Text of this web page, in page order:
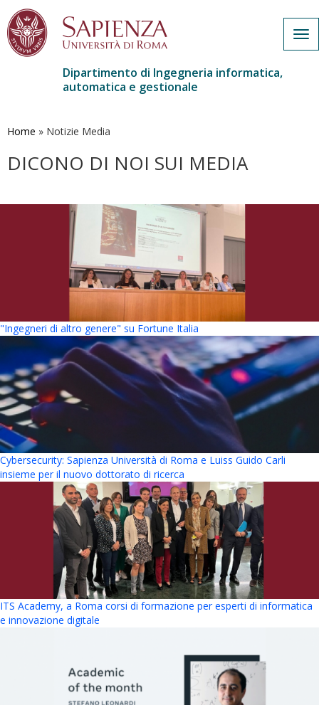
contenuto
Dipartimento di Ingegneria informatica,
automatica e gestionale
Home » Notizie Media
DICONO DI NOI SUI MEDIA
"Ingegneri di altro genere" su Fortune Italia
Cybersecurity: Sapienza Università di Roma e Luiss Guido Carli
insieme per il nuovo dottorato di ricerca
ITS Academy, a Roma corsi di formazione per esperti di informatica
e innovazione digitale